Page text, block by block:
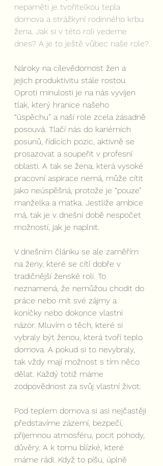
nepaměti je tvořitelkou tepla
domova a strážkyní rodinného krbu
žena. Jak si v této roli vedeme
dnes? A je to ještě vůbec naše role?
Nároky na cílevědomost žen a
jejich produktivitu stále rostou.
Oproti minulosti je na nás vyvíjen
tlak, který hranice našeho
“úspěchu” a naší role zcela zásadně
posouvá. Tlačí nás do kariérních
posunů, řídících pozic, aktivně se
prosazovat a soupeřit v profesní
oblasti. A tak se žena, která vysoké
pracovní aspirace nemá, může cítit
jako neúspěšná, protože je “pouze”
manželka a matka. Jestliže ambice
má, tak je v dnešní době nespočet
možností, jak je naplnit.
V dnešním článku se ale zaměřím
na ženy, které se cítí dobře v
tradičnější ženské roli. To
neznamená, že nemůžou chodit do
práce nebo mít své zájmy a
koníčky nebo dokonce vlastní
názor. Mluvím o těch, které si
vybraly být ženou, která tvoří teplo
domova. A pokud si to nevybraly,
tak vždy mají možnost s tím něco
dělat. Každý totiž máme
zodpovědnost za svůj vlastní život.
Pod teplem domova si asi nejčastěji
představíme zázemí, bezpečí,
příjemnou atmosféru, pocit pohody,
důvěry. A k tomu blízké, které
máme rádi. Když to píšu, úplně